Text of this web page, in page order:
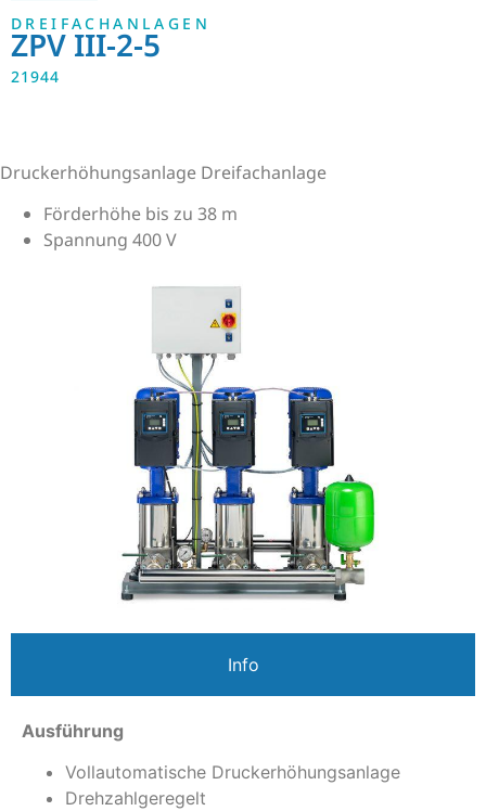
DREIFACHANLAGEN
ZPV III-2-5
21944
Druckerhöhungsanlage Dreifachanlage
Förderhöhe bis zu 38 m
Spannung 400 V
Info
Ausführung
Vollautomatische Druckerhöhungsanlage
Drehzahlgeregelt